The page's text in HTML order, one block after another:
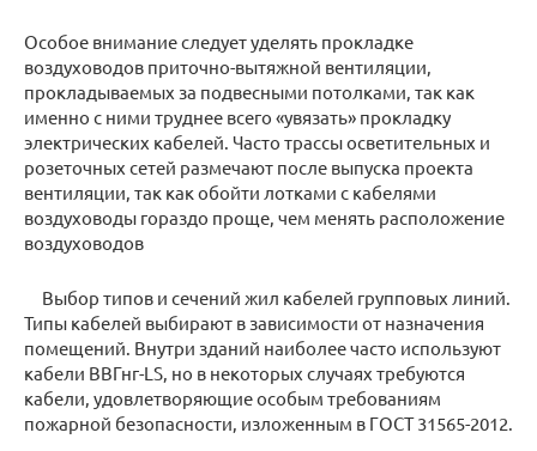
Особое внимание следует уделять прокладке
воздуховодов приточно-вытяжной вентиляции,
прокладываемых за подвесными потолками, так как
именно с ними труднее всего «увязать» прокладку
электрических кабелей. Часто трассы осветительных и
розеточных сетей размечают после выпуска проекта
вентиляции, так как обойти лотками с кабелями
воздуховоды гораздо проще, чем менять расположение
воздуховодов
Выбор типов и сечений жил кабелей групповых линий.
Типы кабелей выбирают в зависимости от назначения
помещений. Внутри зданий наиболее часто используют
кабели ВВГнг-LS, но в некоторых случаях требуются
кабели, удовлетворяющие особым требованиям
пожарной безопасности, изложенным в ГОСТ 31565-2012.